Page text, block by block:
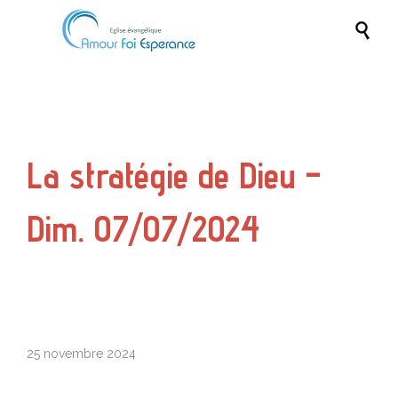

La stratégie de Dieu –
Dim. 07/07/2024
25 novembre 2024